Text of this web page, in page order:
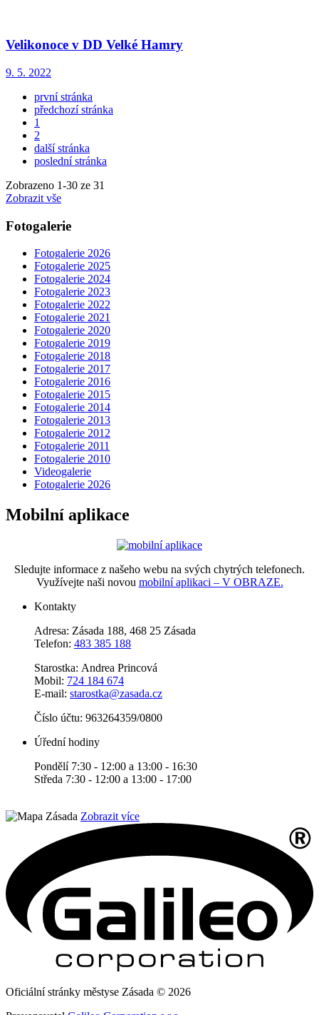
Velikonoce v DD Velké Hamry
9. 5. 2022
první stránka
předchozí stránka
1
2
další stránka
poslední stránka
Zobrazeno 1-30 ze 31
Zobrazit vše
Fotogalerie
Fotogalerie 2026
Fotogalerie 2025
Fotogalerie 2024
Fotogalerie 2023
Fotogalerie 2022
Fotogalerie 2021
Fotogalerie 2020
Fotogalerie 2019
Fotogalerie 2018
Fotogalerie 2017
Fotogalerie 2016
Fotogalerie 2015
Fotogalerie 2014
Fotogalerie 2013
Fotogalerie 2012
Fotogalerie 2011
Fotogalerie 2010
Videogalerie
Fotogalerie 2026
Mobilní aplikace
Sledujte informace z našeho webu na svých chytrých telefonech.
Využívejte naši novou mobilní aplikaci – V OBRAZE.
Kontakty
Adresa: Zásada 188, 468 25 Zásada
Telefon: 483 385 188
Starostka: Andrea Princová
Mobil: 724 184 674
E-mail: starostka@zasada.cz
Číslo účtu: 963264359/0800
Úřední hodiny
Pondělí 7:30 - 12:00 a 13:00 - 16:30
Středa 7:30 - 12:00 a 13:00 - 17:00
Zobrazit více
Oficiální stránky městyse Zásada © 2026